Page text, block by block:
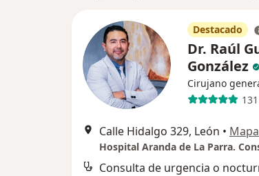
Destacado
Dr. Raúl
González
Cirujano
Calle Hidalgo 329, León • Mapa
Consulta de urgencia o